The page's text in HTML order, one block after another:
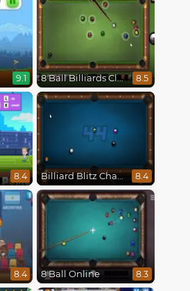
9.1 8 Ball Billiards Classic 8.5
8.4 Billiard Blitz Challenge 8.4
8.4 8 Ball Online 8.3